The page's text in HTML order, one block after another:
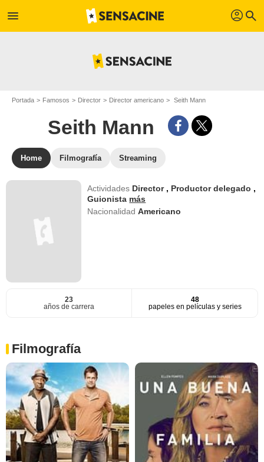
menu profil search
Portada Famosos Director Director americano Seith Mann
Seith Mann
Home Filmografía Streaming
Actividades Director , Productor delegado ,
Guionista más
NacionalidadAmericano
23
años de carrera
48
papeles en películas y series
Filmografía